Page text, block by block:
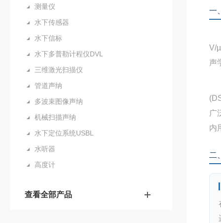
测量仪
水下传感器
水下信标
水下多普勒计程仪DVL
三维激光扫描仪
管道声纳
多波束图像声纳
机械扫描声纳
水下定位系统USBL
水听器
高度计
查看全部产品
一
V/
声
广
内
二